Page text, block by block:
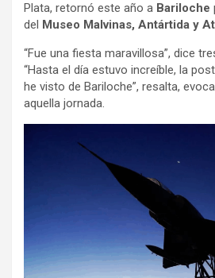
Plata, retornó este año a Bariloche
del Museo Malvinas, Antártida y
“Fue una fiesta maravillosa”, dice
“Hasta el día estuvo increíble, la
he visto de Bariloche”, resalta,
aquella jornada.